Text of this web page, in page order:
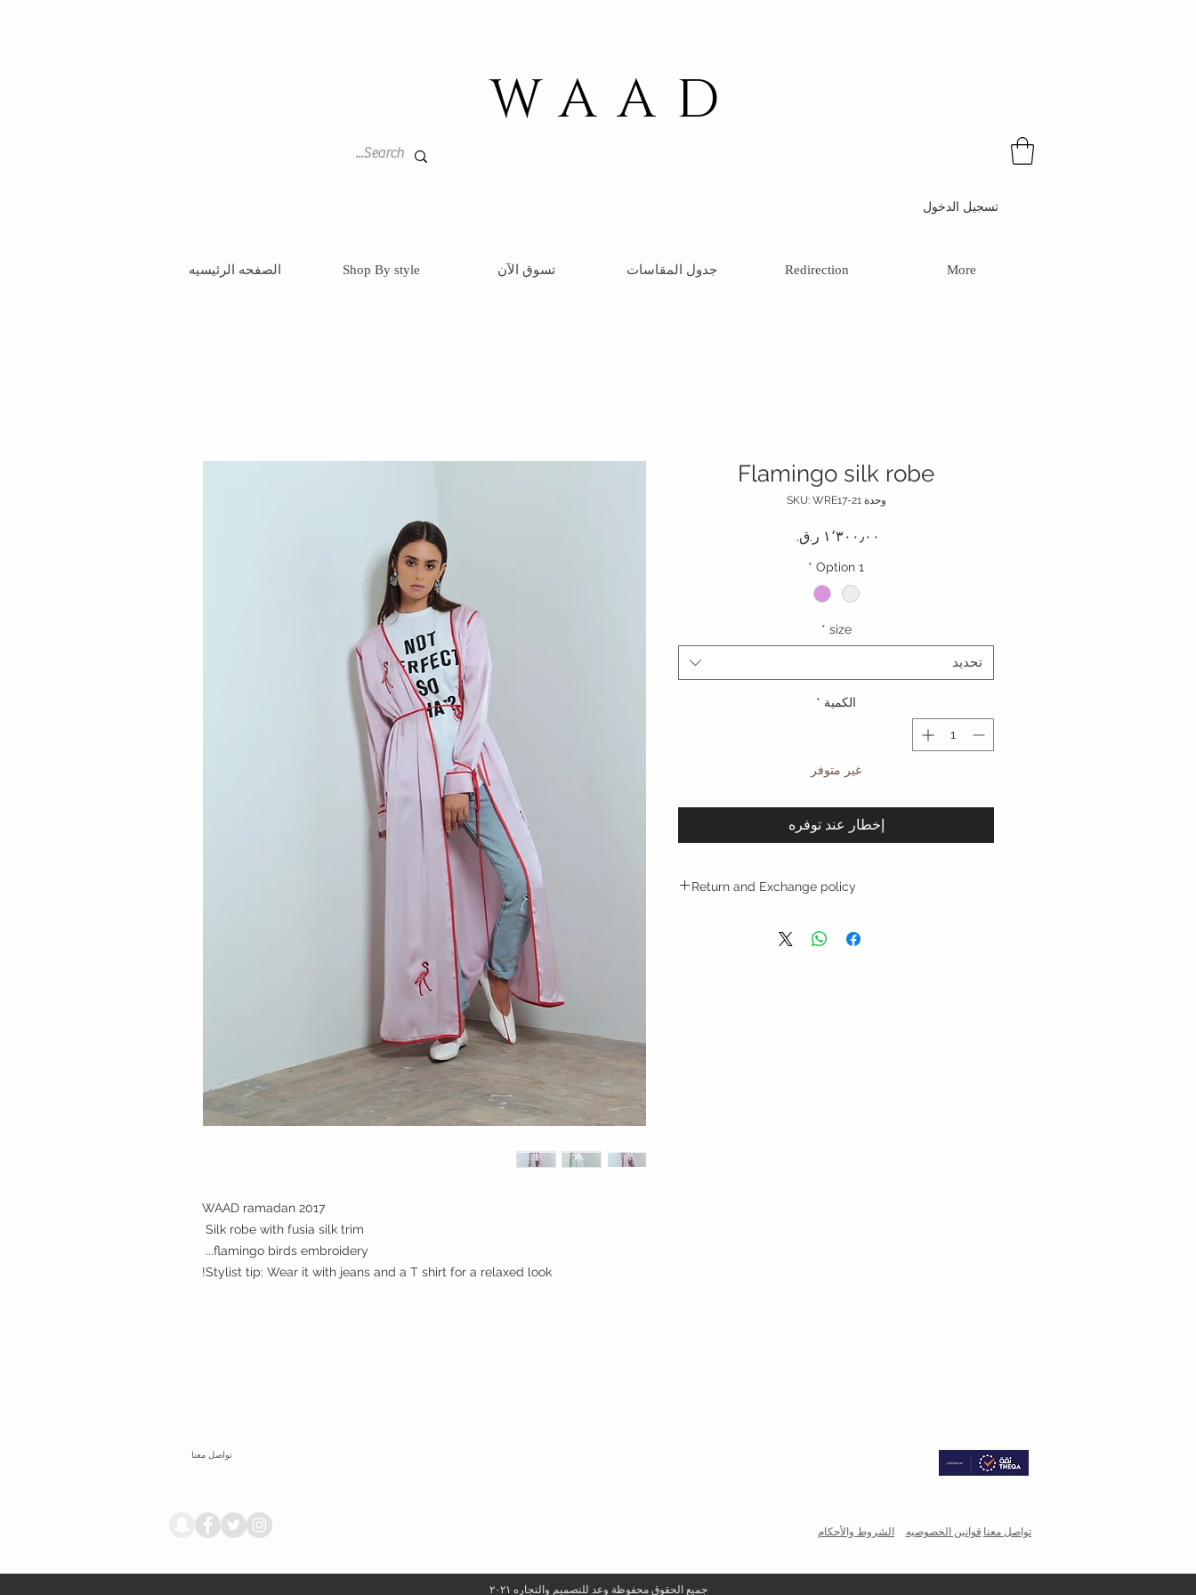
WAAD
تسجيل الدخول
الصفحه الرئيسيه Shop By style تسوق الآن جدول المقاسات Redirection More
WAAD ramadan 2017
Silk robe with fusia silk trim
flamingo birds embroidery...
Stylist tip: Wear it with jeans and a T shirt for a relaxed look!
Flamingo silk robe
وحدة SKU: WRE17-21
Option 1
*
size
*
تحديد
الكمية *
غير متوفر
إخطار عند توفره
Return and Exchange policy
with in 10 days of purchase, shipping costs will not be
تواصل معنا
قوانين الخصوصيه تواصل معنا الشروط والأحكام
جميع الحقوق محفوظة وعد للتصميم والتجاره ٢٠٢١